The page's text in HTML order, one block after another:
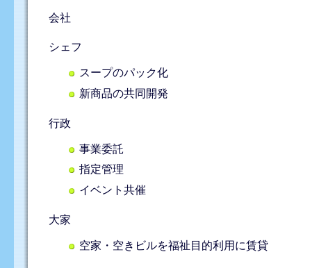
会社
シェフ
スープのパック化
新商品の共同開発
行政
事業委託
指定管理
イベント共催
大家
空家・空きビルを福祉目的利用に賃貸